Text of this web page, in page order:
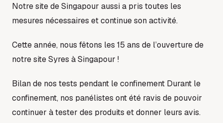
Notre site de Singapour aussi a pris toutes les
mesures nécessaires et continue son activité.
Cette année, nous fêtons les 15 ans de l’ouverture de
notre site Syres à Singapour !
Bilan de nos tests pendant le confinement Durant le
confinement, nos panélistes ont été ravis de pouvoir
continuer à tester des produits et donner leurs avis.